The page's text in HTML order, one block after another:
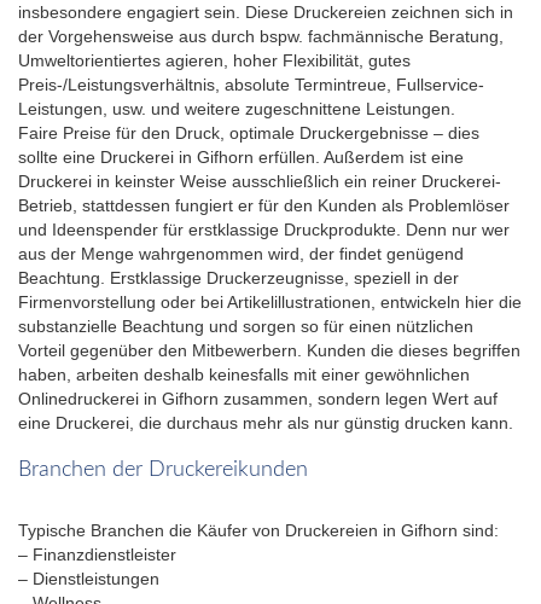
insbesondere engagiert sein. Diese Druckereien zeichnen sich in
der Vorgehensweise aus durch bspw. fachmännische Beratung,
Umweltorientiertes agieren, hoher Flexibilität, gutes
Preis-/Leistungsverhältnis, absolute Termintreue, Fullservice-
Leistungen, usw. und weitere zugeschnittene Leistungen.
Faire Preise für den Druck, optimale Druckergebnisse – dies
sollte eine Druckerei in Gifhorn erfüllen. Außerdem ist eine
Druckerei in keinster Weise ausschließlich ein reiner Druckerei-
Betrieb, stattdessen fungiert er für den Kunden als Problemlöser
und Ideenspender für erstklassige Druckprodukte. Denn nur wer
aus der Menge wahrgenommen wird, der findet genügend
Beachtung. Erstklassige Druckerzeugnisse, speziell in der
Firmenvorstellung oder bei Artikelillustrationen, entwickeln hier die
substanzielle Beachtung und sorgen so für einen nützlichen
Vorteil gegenüber den Mitbewerbern. Kunden die dieses begriffen
haben, arbeiten deshalb keinesfalls mit einer gewöhnlichen
Onlinedruckerei in Gifhorn zusammen, sondern legen Wert auf
eine Druckerei, die durchaus mehr als nur günstig drucken kann.
Branchen der Druckereikunden
Typische Branchen die Käufer von Druckereien in Gifhorn sind:
– Finanzdienstleister
– Dienstleistungen